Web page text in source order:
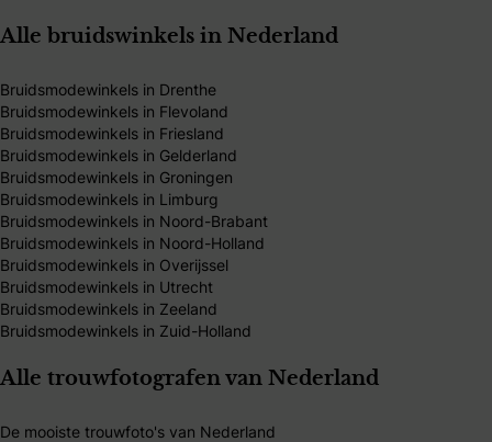
Alle bruidswinkels in Nederland
Bruidsmodewinkels in Drenthe
Bruidsmodewinkels in Flevoland
Bruidsmodewinkels in Friesland
Bruidsmodewinkels in Gelderland
Bruidsmodewinkels in Groningen
Bruidsmodewinkels in Limburg
Bruidsmodewinkels in Noord-Brabant
Bruidsmodewinkels in Noord-Holland
Bruidsmodewinkels in Overijssel
Bruidsmodewinkels in Utrecht
Bruidsmodewinkels in Zeeland
Bruidsmodewinkels in Zuid-Holland
Alle trouwfotografen van Nederland
De mooiste trouwfoto's van Nederland